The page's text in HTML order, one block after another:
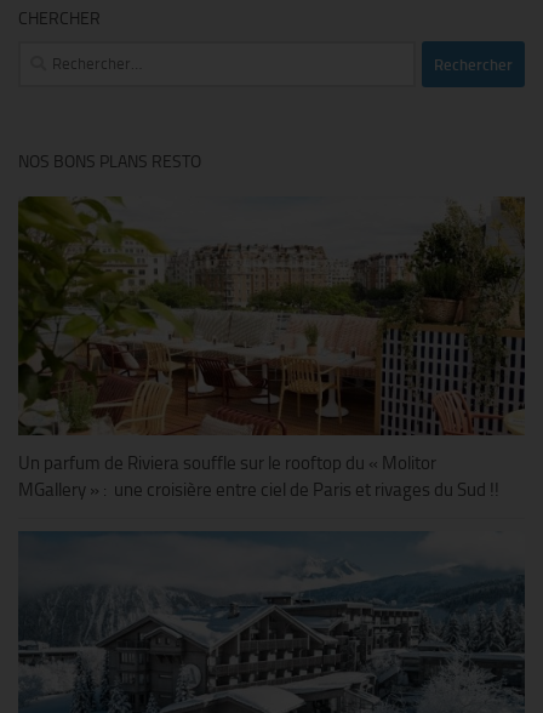
CHERCHER
Rechercher :
NOS BONS PLANS RESTO
Un parfum de Riviera souffle sur le rooftop du « Molitor
MGallery » : une croisière entre ciel de Paris et rivages du Sud !!